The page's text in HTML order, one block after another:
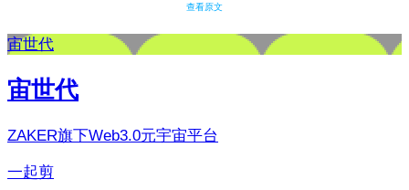
查看原文
宙世代
宙世代
ZAKER旗下Web3.0元宇宙平台
一起剪